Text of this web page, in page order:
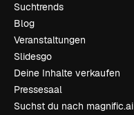
Suchtrends
Blog
Veranstaltungen
Slidesgo
Deine Inhalte verkaufen
Pressesaal
Suchst du nach magnific.ai